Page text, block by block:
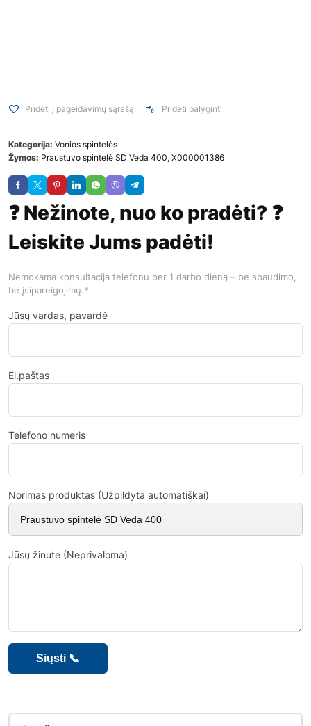
Pridėti į pageidavimų sąrašą Pridėti palyginti
Kategorija: Vonios spintelės
Žymos: Praustuvo spintelė SD Veda 400, X000001386
❓ Nežinote, nuo ko pradėti? ❓
Leiskite Jums padėti!
Nemokama konsultacija telefonu per 1 darbo dieną – be spaudimo,
be įsipareigojimų.*
Jūsų vardas, pavardė
El.paštas
Telefono numeris
Norimas produktas (Užpildyta automatiškai)
Jūsų žinute (Neprivaloma)